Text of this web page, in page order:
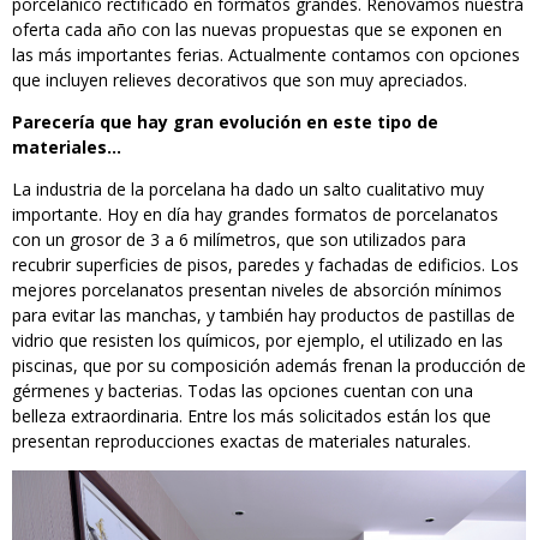
oferta cada año con las nuevas propuestas que se exponen en
las más importantes ferias. Actualmente contamos con opciones
que incluyen relieves decorativos que son muy apreciados.
Parecería que hay gran evolución en este tipo de
materiales…
La industria de la porcelana ha dado un salto cualitativo muy
importante. Hoy en día hay grandes formatos de porcelanatos
con un grosor de 3 a 6 milímetros, que son utilizados para
recubrir superficies de pisos, paredes y fachadas de edificios. Los
mejores porcelanatos presentan niveles de absorción mínimos
para evitar las manchas, y también hay productos de pastillas de
vidrio que resisten los químicos, por ejemplo, el utilizado en las
piscinas, que por su composición además frenan la producción de
gérmenes y bacterias. Todas las opciones cuentan con una
belleza extraordinaria. Entre los más solicitados están los que
presentan reproducciones exactas de materiales naturales.